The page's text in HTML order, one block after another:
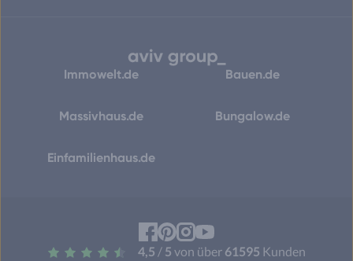
Immowelt.de Bauen.de
Massivhaus.de Bungalow.de
Einfamilienhaus.de
4,5 / 5 von über 61595 Kunden
Facebook
Pinterest
Instagram